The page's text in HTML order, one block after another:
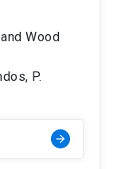
Wood
P.
arrow_forward